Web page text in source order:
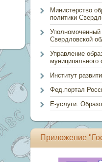
Министерство
политики
Свердловской
Управление
муниципального
Институт
Фед.портал
Е-услуги.
Приложение